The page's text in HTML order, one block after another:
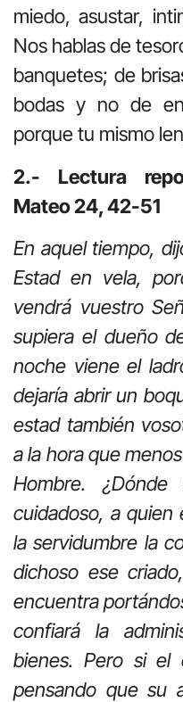
miedo, asustar,
Nos hablas de
banquetes; de
bodas y no de
porque tu mismo
2.- Lectura
Mateo 24, 42-51
En aquel tiempo,
Estad en vela,
vendrá vuestro
supiera el dueño
noche viene el
dejaría abrir un
estad también
a la hora que
Hombre.
cuidadoso, a quien
la servidumbre la
dichoso ese
encuentra
confiará la
bienes. Pero si el
pensando que su